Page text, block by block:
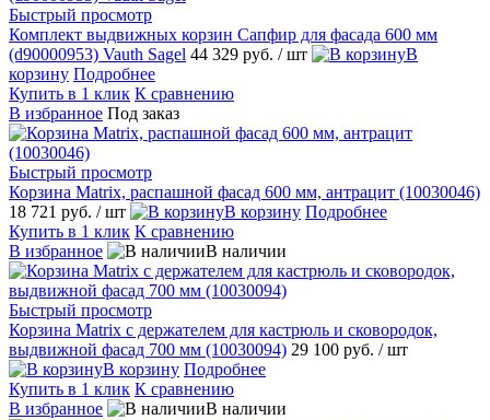
Быстрый просмотр
Комплект выдвижных корзин Сапфир для фасада 600 мм
(d90000953) Vauth Sagel 44 329 руб. / шт
В
корзину Подробнее
Купить в 1 клик К сравнению
В избранное Под заказ
Быстрый просмотр
Корзина Matrix, распашной фасад 600 мм, антрацит (10030046)
18 721 руб. / шт В корзину Подробнее
Купить в 1 клик К сравнению
В избранное
В наличии
Быстрый просмотр
Корзина Matrix с держателем для кастрюль и сковородок,
выдвижной фасад 700 мм (10030094) 29 100 руб. / шт
В корзину Подробнее
Купить в 1 клик К сравнению
В избранное
В наличии